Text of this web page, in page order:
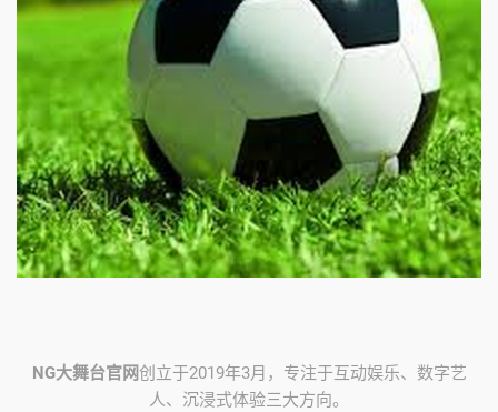
NG大舞台官网创立于2019年3月，专注于互动娱乐、数字艺
人、沉浸式体验三大方向。